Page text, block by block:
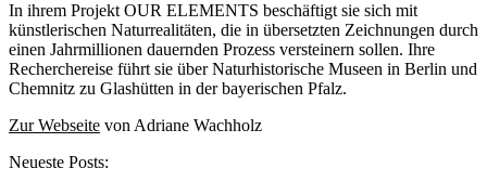
In ihrem Projekt OUR ELEMENTS beschäftigt sie sich mit
künstlerischen Naturrealitäten, die in übersetzten Zeichnungen durch
einen Jahrmillionen dauernden Prozess versteinern sollen. Ihre
Recherchereise führt sie über Naturhistorische Museen in Berlin und
Chemnitz zu Glashütten in der bayerischen Pfalz.
Zur Webseite von Adriane Wachholz
Neueste Posts: